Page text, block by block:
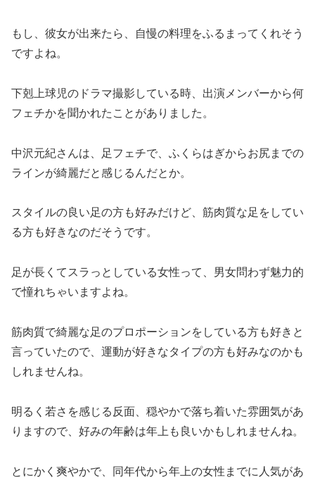
もし、彼女が出来たら、自慢の料理をふるまってくれそう
ですよね。
下剋上球児のドラマ撮影している時、出演メンバーから何
フェチかを聞かれたことがありました。
中沢元紀さんは、足フェチで、ふくらはぎからお尻までの
ラインが綺麗だと感じるんだとか。
スタイルの良い足の方も好みだけど、筋肉質な足をしてい
る方も好きなのだそうです。
足が長くてスラっとしている女性って、男女問わず魅力的
で憧れちゃいますよね。
筋肉質で綺麗な足のプロポーションをしている方も好きと
言っていたので、運動が好きなタイプの方も好みなのかも
しれませんね。
明るく若さを感じる反面、穏やかで落ち着いた雰囲気があ
りますので、好みの年齢は年上も良いかもしれませんね。
とにかく爽やかで、同年代から年上の女性までに人気があ